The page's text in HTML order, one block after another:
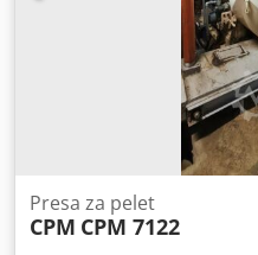
Presa za pelet
CPM CPM 7122